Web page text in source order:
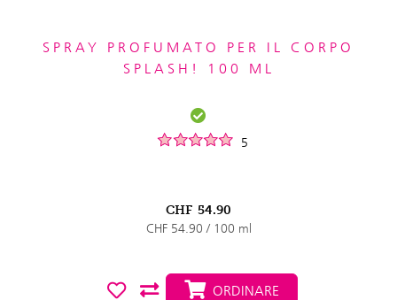
SPRAY PROFUMATO PER IL CORPO
SPLASH! 100 ML
5
CHF 54.90
CHF 54.90 / 100 ml
ORDINARE